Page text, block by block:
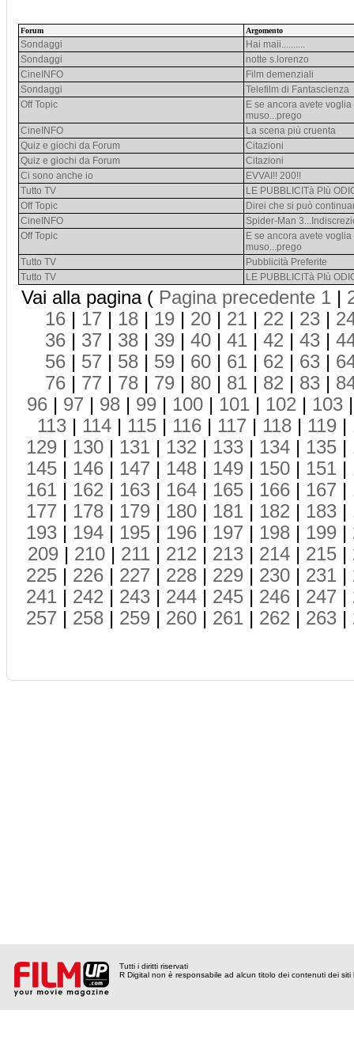
Forum Argomento
Sondaggi
Hai maii..........
Sondaggi
notte s.lorenzo
CineINFO
Film demenziali
Sondaggi
Telefilm di Fantascienza
Off Topic
E se ancora avete
muso...prego
CineINFO
La scena più cruenta
Quiz e giochi da Forum
Citazioni
Quiz e giochi da Forum
Citazioni
Ci sono anche io
EVVAI!! 200!!
Tutto TV
LE PUBBLICITà PIù
Off Topic
Direi che si può
CineINFO
Spider-Man
Off Topic
E se ancora avete
muso...prego
Tutto TV
Pubblicità Preferite
Tutto TV
LE PUBBLICITà PIù
Vai alla pagina ( Pagina precedente 1 |
16 | 17 | 18 | 19 | 20 | 21 | 22 | 23 |
36 | 37 | 38 | 39 | 40 | 41 | 42 | 43 |
56 | 57 | 58 | 59 | 60 | 61 | 62 | 63 |
76 | 77 | 78 | 79 | 80 | 81 | 82 | 83 |
96 | 97 | 98 | 99 | 100 | 101 | 102 | 103
113 | 114 | 115 | 116 | 117 | 118 | 119 |
129 | 130 | 131 | 132 | 133 | 134 | 135 |
145 | 146 | 147 | 148 | 149 | 150 | 151 |
161 | 162 | 163 | 164 | 165 | 166 | 167 |
177 | 178 | 179 | 180 | 181 | 182 | 183 |
193 | 194 | 195 | 196 | 197 | 198 | 199 |
209 | 210 | 211 | 212 | 213 | 214 | 215 |
225 | 226 | 227 | 228 | 229 | 230 | 231 |
241 | 242 | 243 | 244 | 245 | 246 | 247 |
257 | 258 | 259 | 260 | 261 | 262 | 263 |
Tutti i diritti riservati
R Digital non è responsabile ad alcun titolo dei contenuti dei siti